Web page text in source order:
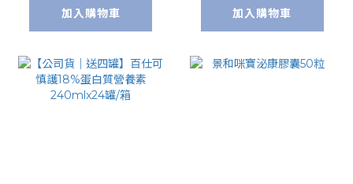
元 康富久久
加入購物車 加入購物車